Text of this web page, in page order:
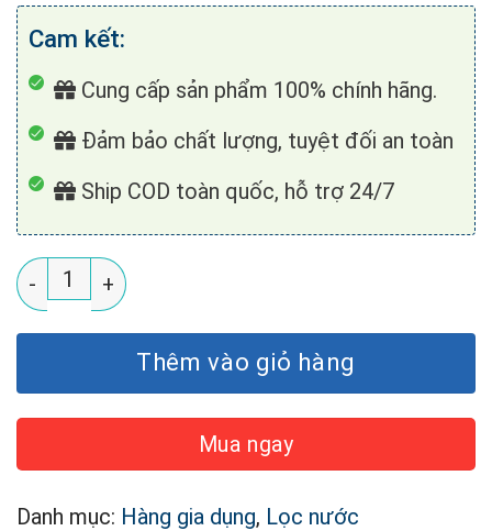
Cam kết:
Cung cấp sản phẩm 100% chính hãng.
Đảm bảo chất lượng, tuyệt đối an toàn
Ship COD toàn quốc, hỗ trợ 24/7
Van 1 chiều dạng cút lắp cốc màng RO V-CV-4043
Thêm vào giỏ hàng
Mua ngay
Danh mục: Hàng gia dụng, Lọc nước